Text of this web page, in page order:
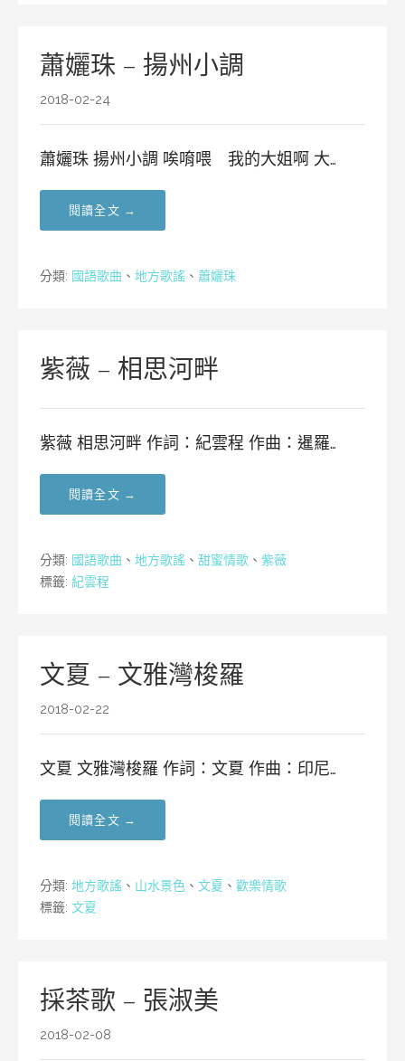
蕭孋珠 – 揚州小調
2018-02-24
蕭孋珠 揚州小調 唉唷喂 我的大姐啊 大…
閱讀全文 →
分類: 國語歌曲 、 地方歌謠 、 蕭孋珠
紫薇 – 相思河畔
紫薇 相思河畔 作詞：紀雲程 作曲：暹羅…
閱讀全文 →
分類: 國語歌曲 、 地方歌謠 、 甜蜜情歌 、 紫薇
標籤: 紀雲程
文夏 – 文雅灣梭羅
2018-02-22
文夏 文雅灣梭羅 作詞：文夏 作曲：印尼…
閱讀全文 →
分類: 地方歌謠 、 山水景色 、 文夏 、 歡樂情歌
標籤: 文夏
採茶歌 – 張淑美
2018-02-08